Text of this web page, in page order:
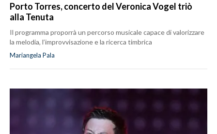
Porto Torres, concerto del Veronica Vogel triò
alla Tenuta
Il programma proporrà un percorso musicale capace di valorizzare
la melodia, l’improvvisazione e la ricerca timbrica
Mariangela Pala